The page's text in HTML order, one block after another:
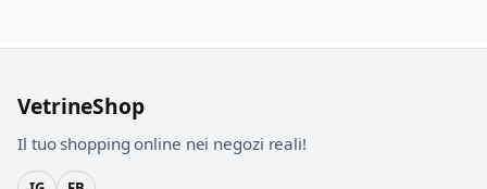
VetrineShop
Il tuo shopping online nei negozi reali!